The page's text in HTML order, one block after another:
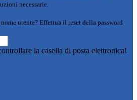
necessarie.
utente? Effettua il reset della password
la casella di posta elettronica!